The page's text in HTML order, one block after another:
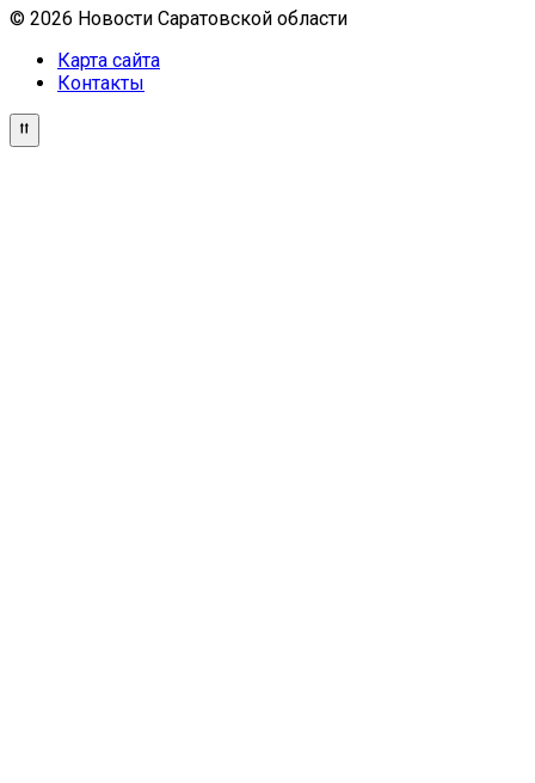
© 2026 Новости Саратовской области
Карта сайта
Контакты